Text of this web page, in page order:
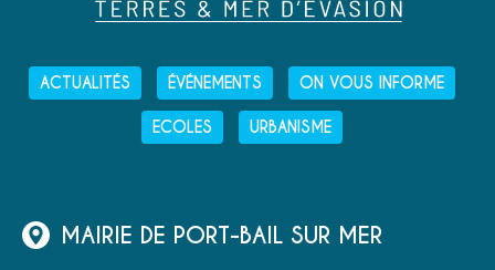
ACTUALITÉS ÉVÉNEMENTS ON VOUS INFORME
ECOLES URBANISME
MAIRIE DE PORT-BAIL SUR MER